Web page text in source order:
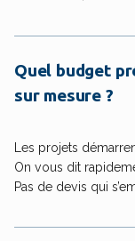
Quel budget
sur mesure ?
Les projets
On vous dit
Pas de devis qui